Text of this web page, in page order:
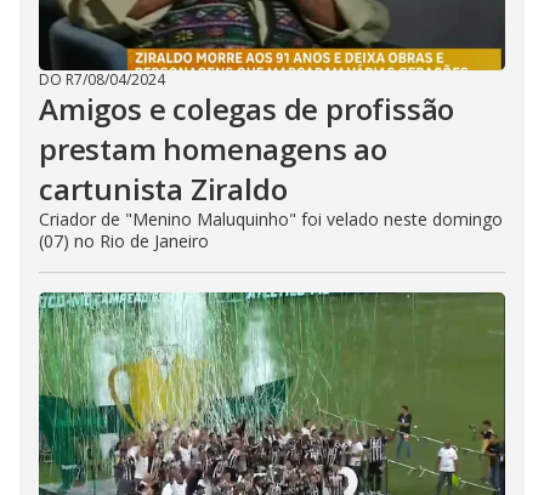
DO R7/08/04/2024
Amigos e colegas de profissão
prestam homenagens ao
cartunista Ziraldo
Criador de "Menino Maluquinho" foi velado neste domingo
(07) no Rio de Janeiro